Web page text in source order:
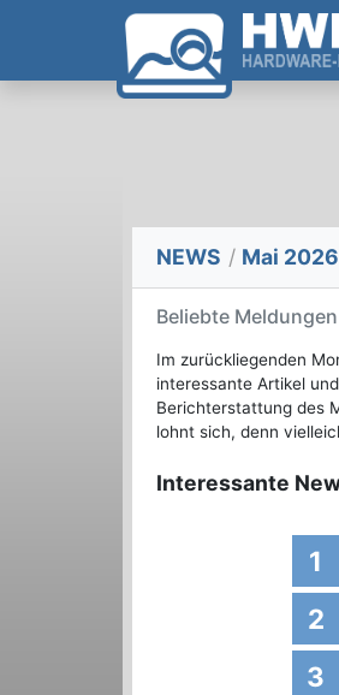
NEWS / Mai
Beliebte
Im zurückliegenden
interessante Artikel
Berichterstattung des
lohnt sich, denn
Interessante
1
2
3